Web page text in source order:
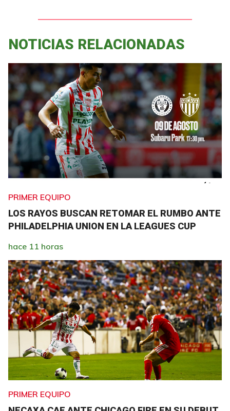
NOTICIAS RELACIONADAS
PRIMER EQUIPO
LOS RAYOS BUSCAN RETOMAR EL RUMBO ANTE
PHILADELPHIA UNION EN LA LEAGUES CUP
hace 11 horas
PRIMER EQUIPO